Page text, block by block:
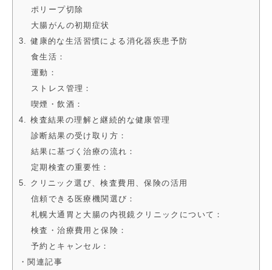
ポリープ切除
大腸がんの初期症状
3. 健康的な生活習慣による消化器疾患予防
食生活：
運動：
ストレス管理：
喫煙・飲酒：
4. 検査結果の理解と継続的な健康管理
診断結果の受け取り方：
結果に基づく治療の流れ：
定期検査の重要性：
5. クリニック選び、検査費用、保険の活用
信頼できる医療機関選び：
札幌大通胃と大腸の内視鏡クリニックについて：
検査・治療費用と保険：
予約とキャンセル：
・関連記事